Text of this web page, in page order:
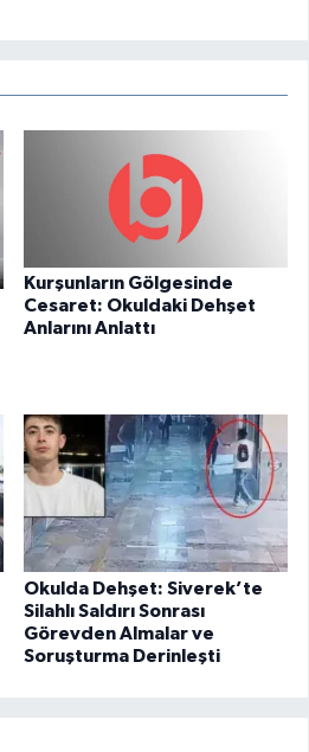
Kurşunların Gölgesinde
Cesaret: Okuldaki Dehşet
Anlarını Anlattı
Okulda Dehşet: Siverek’te
Silahlı Saldırı Sonrası
Görevden Almalar ve
Soruşturma Derinleşti